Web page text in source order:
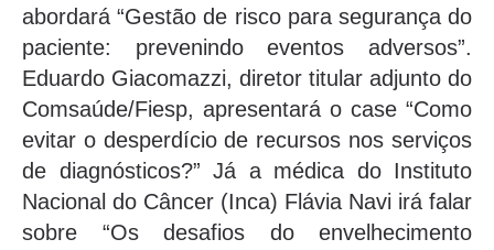
abordará “Gestão de risco para segurança do
paciente: prevenindo eventos adversos”.
Eduardo Giacomazzi, diretor titular adjunto do
Comsaúde/Fiesp, apresentará o case “Como
evitar o desperdício de recursos nos serviços
de diagnósticos?” Já a médica do Instituto
Nacional do Câncer (Inca) Flávia Navi irá falar
sobre “Os desafios do envelhecimento